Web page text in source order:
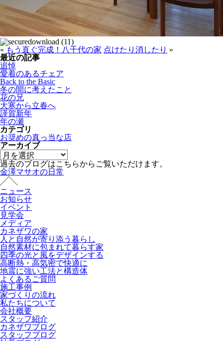
« もう直ぐ完成！八千代の家 点けたり消したり »
最近の記事
追悼
愛着のあるチェア
Back to the Basic
冬の間に考えたこと
花の兄
大寒から立春へ
謹賀新年
年の瀬
カテゴリ
お奨めの真っ当な店
アーカイブ
過去のブログはこちらからご覧いただけます。
金澤マサオの日常
ニュース
お知らせ
イベント
見学会
メディア
カネザワの家
人と自然が寄り添う暮らし
自然素材に包まれて暮らす家
四季の光と風をデザインする
高断熱・高気密で快適に
地震に強い工法と構造体
よくあるご質問
施工事例
家づくりの流れ
私たちについて
会社概要
スタッフ紹介
カネザワブログ
スタッフブログ